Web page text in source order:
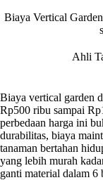
Biaya Vertical
Ahli
Biaya vertical garden
Rp500 ribu sampai
perbedaan harga ini
durabilitas, biaya
tanaman bertahan
yang lebih murah
ganti material dalam 6